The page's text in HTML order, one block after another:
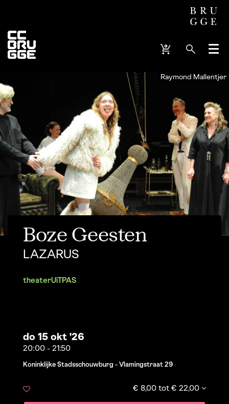
Menu
Raymond Mallentjer
Boze Geesten
LAZARUS
theaterUiTPAS
do 15 okt '26
20:00 - 21:50
Koninklijke Stadsschouwburg - Vlamingstraat 29
€ 8,00 tot € 22,00